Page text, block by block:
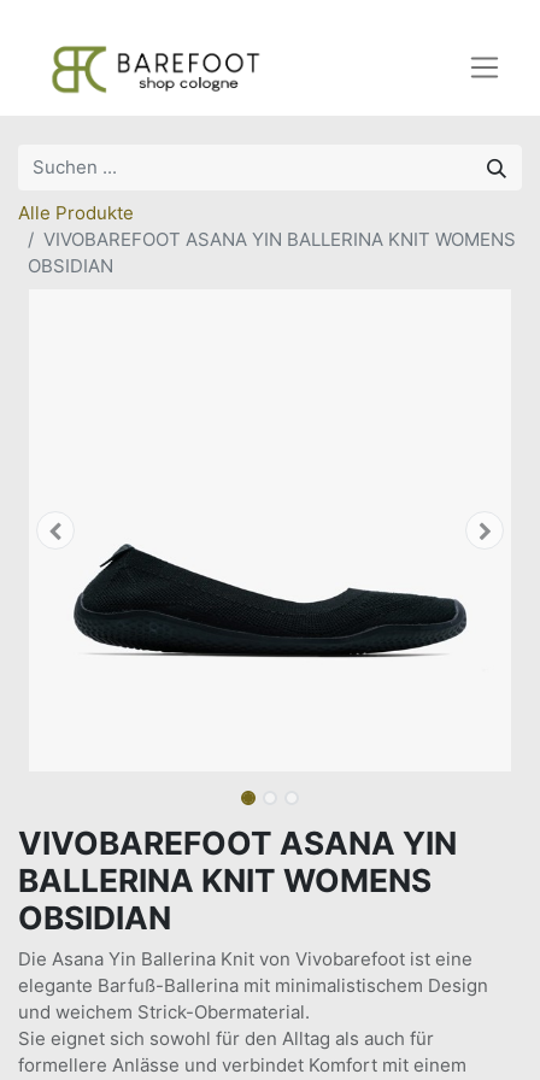
Alle Produkte
VIVOBAREFOOT ASANA YIN BALLERINA KNIT WOMENS
OBSIDIAN
VIVOBAREFOOT ASANA YIN
BALLERINA KNIT WOMENS
OBSIDIAN
Die Asana Yin Ballerina Knit von Vivobarefoot ist eine
elegante Barfuß-Ballerina mit minimalistischem Design
und weichem Strick-Obermaterial.
Sie eignet sich sowohl für den Alltag als auch für
formellere Anlässe und verbindet Komfort mit einem